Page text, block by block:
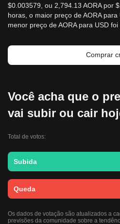
$0.003579, ou 2,794.13 AORA por
horas, o maior preço de AORA
menor preço de AORA para USD foi
Comprar
Você acha que o
vai subir ou cair
Total de votos:
Subida
Queda
Os dados de votação são atualizados a
previsões da comunidade sobre a